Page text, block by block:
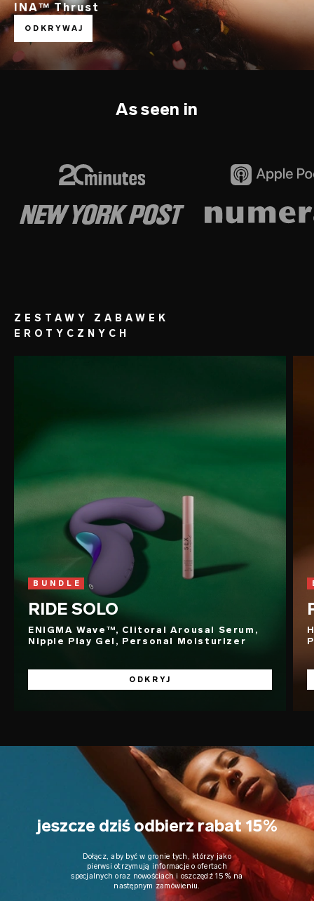
INA™ Thrust
ODKRYWAJ
As seen in
ZESTAWY ZABAWEK
EROTYCZNYCH
BUNDLE
RIDE SOLO
ENIGMA Wave™, Clitoral Arousal Serum,
Nipple Play Gel, Personal Moisturizer
ODKRYJ
jeszcze dziś odbierz rabat 15%
Dołącz, aby być w gronie tych, którzy jako
pierwsi otrzymują informacje o ofertach
specjalnych oraz nowościach i oszczędź 15% na
następnym zamówieniu.